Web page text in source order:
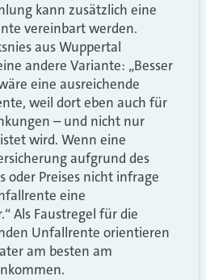
kann zusätzlich eine
vereinbart werden.
aus Wuppertal
andere Variante: „Besser
eine ausreichende
weil dort eben auch für
– und nicht nur
wird. Wenn eine
aufgrund des
oder Preises nicht infrage
eine
Als Faustregel für die
Unfallrente orientieren
am besten am